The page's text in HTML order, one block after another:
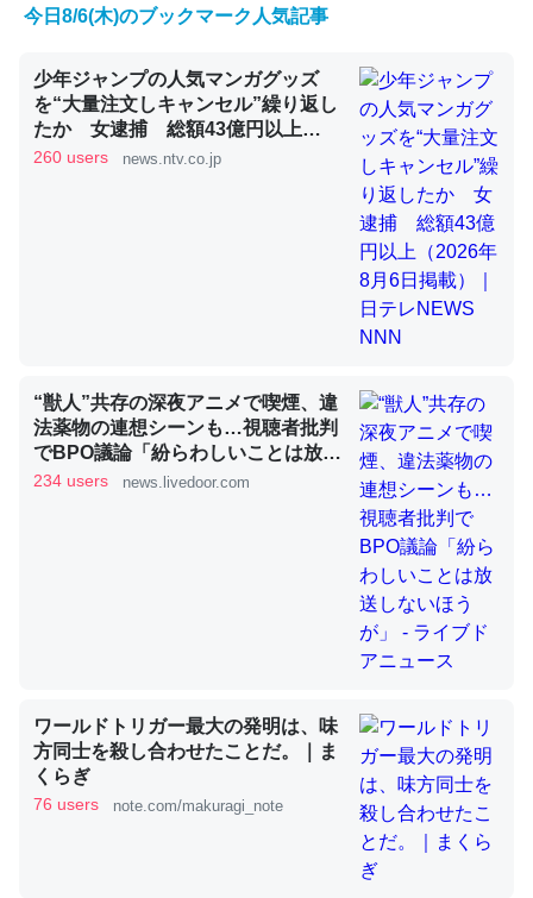
くらい。小説でいう「ずっと前の伏線」は回収されないけ
ど、短期記憶というには多い分量。進化すればするほど分
かりやすく強くなりそう
─GPTの仕組みと限界についての考察（１） - conceptualization
昆虫ってカルシウム少ないのか。知らんかった。調べたら
─ニュース :: 【研究発表】昆虫学の大問題＝「昆虫はなぜ海にいな
いのか」に関する新仮説
論文では「淡水はカルシウムも酸素も不足してて両方に不
利だから両方が拮抗してるのでは」とあって面白い。海に
いる鋏角類（カブトガニ・ウミグモ）はカルシウムを使わ
ずキチンを強化してる筈だが、酵素が違うのか？
これを元に考えるとカルシウムを大量に使う脊椎動物と貝
類は苦労してるんだな…。腹足類だと殻を無くしてナメク
今日8/6(木)のブックマーク人気記事
少年ジャンプの人気マンガグッズ
を“大量注文しキャンセル”繰り返し
たか 女逮捕 総額43億円以上
（2026年8月6日掲載）｜日テレ
260 users news.ntv.co.jp
“獣人”共存の深夜アニメで喫煙、違
法薬物の連想シーンも…視聴者批判
でBPO議論「紛らわしいことは放送
しないほうが」 - ライブドアニュー
234 users news.livedoor.com
ワールドトリガー最大の発明は、味
方同士を殺し合わせたことだ。｜ま
くらぎ
76 users note.com/makuragi_note